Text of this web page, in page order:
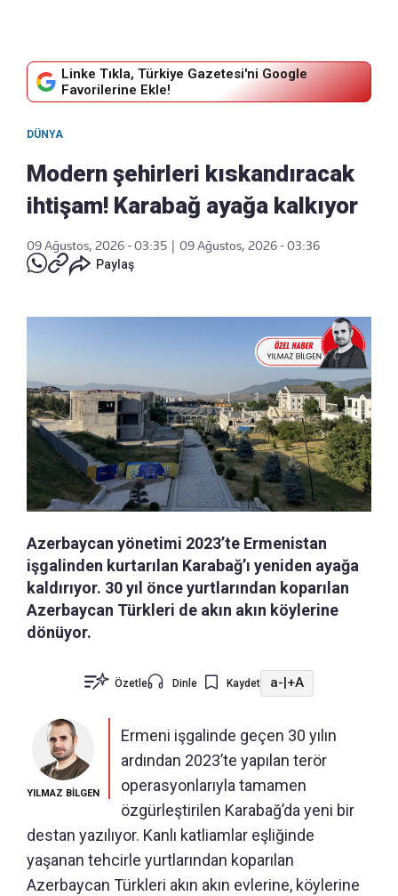
Linke Tıkla, Türkiye Gazetesi'ni Google
Favorilerine Ekle!
DÜNYA
Modern şehirleri kıskandıracak
ihtişam! Karabağ ayağa kalkıyor
09 Ağustos, 2026 - 03:35
09 Ağustos, 2026 - 03:36
Paylaş
Azerbaycan yönetimi 2023’te Ermenistan
işgalinden kurtarılan Karabağ’ı yeniden ayağa
kaldırıyor. 30 yıl önce yurtlarından koparılan
Azerbaycan Türkleri de akın akın köylerine
dönüyor.
Özetle Dinle Kaydet a-|+A
YILMAZ BİLGEN
Ermeni işgalinde geçen 30 yılın
ardından 2023’te yapılan terör
operasyonlarıyla tamamen
özgürleştirilen Karabağ’da yeni bir
destan yazılıyor. Kanlı katliamlar eşliğinde
yaşanan tehcirle yurtlarından koparılan
Azerbaycan Türkleri akın akın evlerine, köylerine